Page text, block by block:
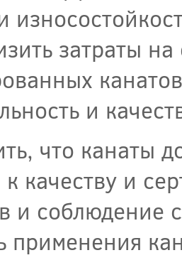
затраты
и
что канаты
качеству и
и соблюдение
применения